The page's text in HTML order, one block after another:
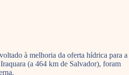
à melhoria da oferta hídrica para a
(a 464 km de Salvador), foram